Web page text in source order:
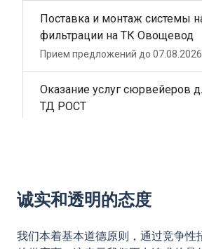
诚实和透明的态度
我们本着基本道德原则，通过竞争性